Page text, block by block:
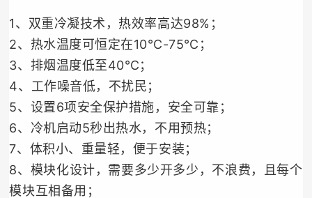
1、双重冷凝技术，热效率高达98%；
2、热水温度可恒定在10℃-75℃；
3、排烟温度低至40℃；
4、工作噪音低，不扰民；
5、设置6项安全保护措施，安全可靠；
6、冷机启动5秒出热水，不用预热；
7、体积小、重量轻，便于安装；
8、模块化设计，需要多少开多少，不浪费，且每个
模块互相备用；